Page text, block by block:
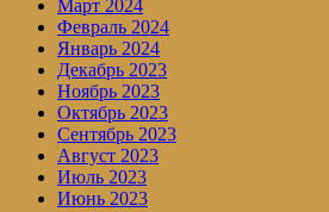
Март 2024
Февраль 2024
Январь 2024
Декабрь 2023
Ноябрь 2023
Октябрь 2023
Сентябрь 2023
Август 2023
Июль 2023
Июнь 2023